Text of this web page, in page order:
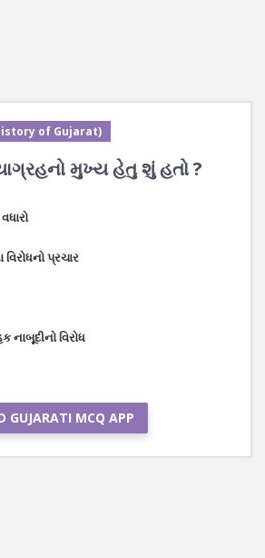
of Gujarat)
મુખ્ય હેતુ શું હતો ?
પ્રચાર
નાબૂદીનો વિરોધ
GUJARATI MCQ APP